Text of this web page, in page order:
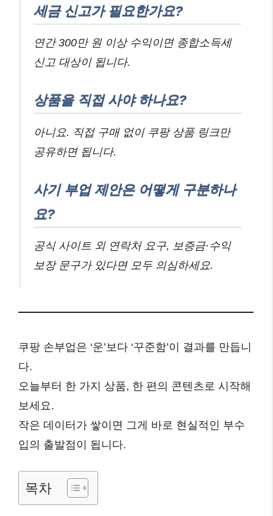
세금 신고가 필요한가요?
연간 300만 원 이상 수익이면 종합소득세
신고 대상이 됩니다.
상품을 직접 사야 하나요?
아니요. 직접 구매 없이 쿠팡 상품 링크만
공유하면 됩니다.
사기 부업 제안은 어떻게 구분하나
요?
공식 사이트 외 연락처 요구, 보증금·수익
보장 문구가 있다면 모두 의심하세요.
쿠팡 손부업은 ‘운’보다 ‘꾸준함’이 결과를 만듭니
다.
오늘부터 한 가지 상품, 한 편의 콘텐츠로 시작해
보세요.
작은 데이터가 쌓이면 그게 바로 현실적인 부수
입의 출발점이 됩니다.
목차